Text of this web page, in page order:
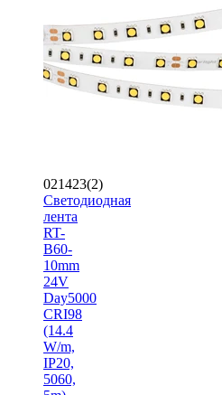
021423(2)
Светодиодная
лента
RT-
B60-
10mm
24V
Day5000
CRI98
(14.4
W/m,
IP20,
5060,